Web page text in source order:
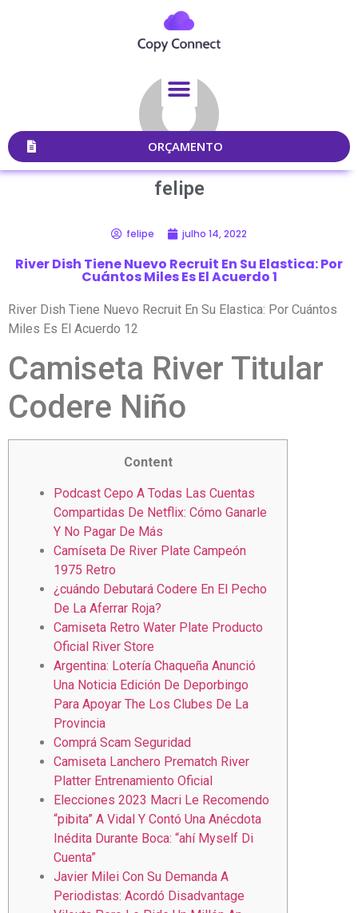
ORÇAMENTO
felipe
felipe julho 14, 2022
River Dish Tiene Nuevo Recruit En Su Elastica: Por
Cuántos Miles Es El Acuerdo 1
River Dish Tiene Nuevo Recruit En Su Elastica: Por Cuántos
Miles Es El Acuerdo 12
Camiseta River Titular
Codere Niño
Content
Podcast Cepo A Todas Las Cuentas
Compartidas De Netflix: Cómo Ganarle
Y No Pagar De Más
Camíseta De River Plate Campeón
1975 Retro
¿cuándo Debutará Codere En El Pecho
De La Aferrar Roja?
Camiseta Retro Water Plate Producto
Oficial River Store
Argentina: Lotería Chaqueña Anunció
Una Noticia Edición De Deporbingo
Para Apoyar The Los Clubes De La
Provincia
Comprá Scam Seguridad
Camiseta Lanchero Prematch River
Platter Entrenamiento Oficial
Elecciones 2023 Macri Le Recomendo
“pibita” A Vidal Y Contó Una Anécdota
Inédita Durante Boca: “ahí Myself Di
Cuenta”
Javier Milei Con Su Demanda A
Periodistas: Acordó Disadvantage